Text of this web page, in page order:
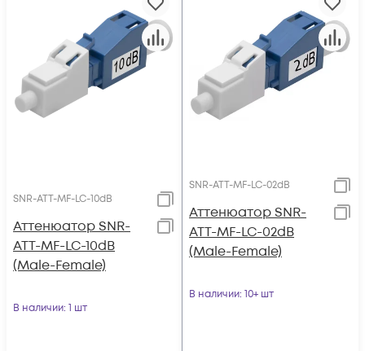
SNR-ATT-MF-LC-10dB
Аттенюатор SNR-
ATT-MF-LC-10dB
(Male-Female)
В наличии: 1 шт
SNR-ATT-MF-LC-02dB
Аттенюатор SNR-
ATT-MF-LC-02dB
(Male-Female)
В наличии: 10+ шт